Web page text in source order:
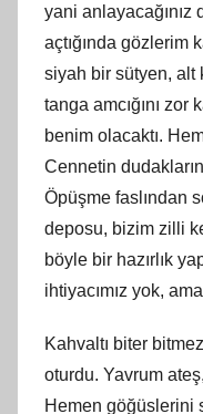
yani anlayacağınız
açtığında gözlerim
siyah bir sütyen, alt
tanga amcığını zor
benim olacaktı.
Cennetin
Öpüşme faslından
deposu, bizim zilli
böyle bir hazırlık
ihtiyacımız yok,
Kahvaltı biter
oturdu. Yavrum
Hemen göğüslerini